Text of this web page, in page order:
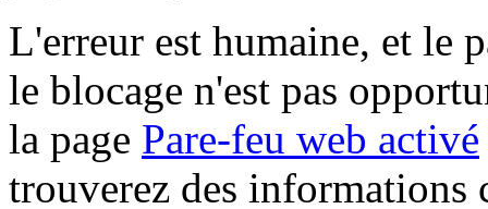
L'erreur est humaine, et le
le blocage n'est pas
la page Pare-feu web activé
trouverez des informations